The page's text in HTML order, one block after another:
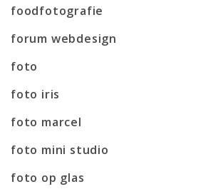
foodfotografie
forum webdesign
foto
foto iris
foto marcel
foto mini studio
foto op glas